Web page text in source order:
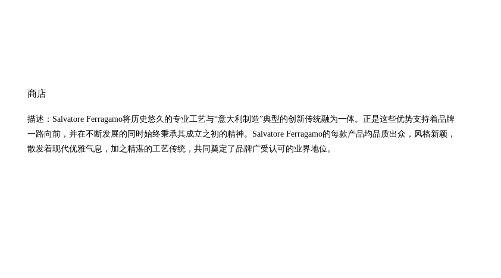
商店
描述：Salvatore Ferragamo将历史悠久的专业工艺与“意大利制造”典型的创新传统融为一体。正是这些优势支持着品牌
一路向前，并在不断发展的同时始终秉承其成立之初的精神。Salvatore Ferragamo的每款产品均品质出众，风格新颖，
散发着现代优雅气息，加之精湛的工艺传统，共同奠定了品牌广受认可的业界地位。